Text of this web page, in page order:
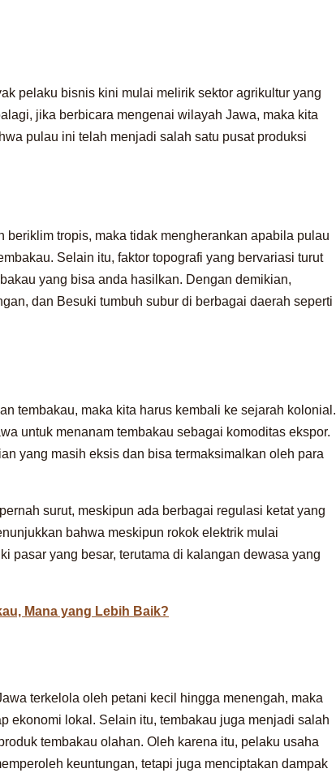
pelaku bisnis kini mulai melirik sektor agrikultur yang
jika berbicara mengenai wilayah Jawa, maka kita
pulau ini telah menjadi salah satu pusat produksi
tropis, maka tidak mengherankan apabila pulau
Selain itu, faktor topografi yang bervariasi turut
yang bisa anda hasilkan. Dengan demikian,
dan Besuki tumbuh subur di berbagai daerah seperti
tembakau, maka kita harus kembali ke sejarah kolonial.
untuk menanam tembakau sebagai komoditas ekspor.
yang masih eksis dan bisa termaksimalkan oleh para
surut, meskipun ada berbagai regulasi ketat yang
bahwa meskipun rokok elektrik mulai
pasar yang besar, terutama di kalangan dewasa yang
Mana yang Lebih Baik?
terkelola oleh petani kecil hingga menengah, maka
ekonomi lokal. Selain itu, tembakau juga menjadi salah
tembakau olahan. Oleh karena itu, pelaku usaha
keuntungan, tetapi juga menciptakan dampak